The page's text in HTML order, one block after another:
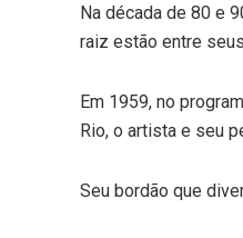
Na década de 80 e
raiz estão entre
Em 1959, no
Rio, o artista e seu
Seu bordão que